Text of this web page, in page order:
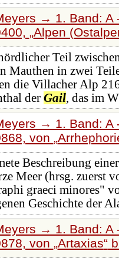
→ 1. Band: A
Alpen
Teil
Mauthen in zwei
die Villacher Alp
der Gail, das im W
→ 1. Band: A
von
Beschreibung
Meer (hrsg. zuerst
graeci minores"
Geschichte der
→ 1. Band: A
von Artaxias